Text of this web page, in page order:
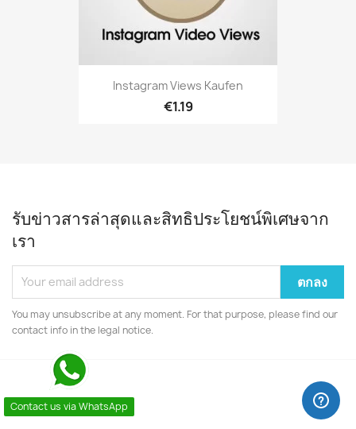
Instagram Views Kaufen
€1.19
รับข่าวสารล่าสุดและสิทธิประโยชน์พิเศษจาก
เรา
You may unsubscribe at any moment. For that purpose, please find our
contact info in the legal notice.
VIDEO TUTORIAL 
Contact us via WhatsApp